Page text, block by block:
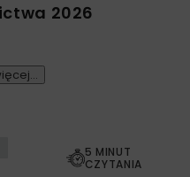
2026
5 MINUT
CZYTANIA